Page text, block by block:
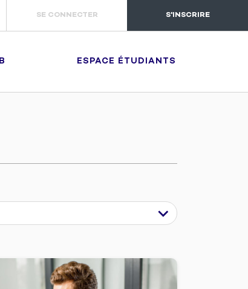
SE CONNECTER S'INSCRIRE
ESPACE ÉTUDIANTS